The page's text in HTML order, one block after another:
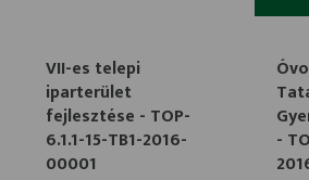
VII-es telepi
iparterület
fejlesztése - TOP-
6.1.1-15-TB1-2016-
00001
-